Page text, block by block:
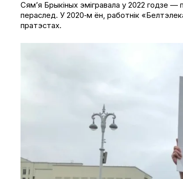
Сям’я Брыкіных эмігравала у 2022 годзе —
пераслед. У 2020‑м ён, работнік
пратэстах.